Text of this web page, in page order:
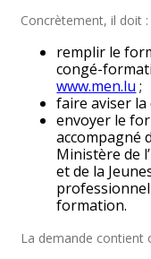
Concrètement, il doit :
remplir le
congé-
www.men.lu ;
faire aviser la
envoyer le
accompagné
Ministère de
et de la
formation.
La demande contient